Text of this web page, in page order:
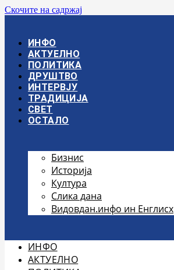
Скочите на садржај
ИНФО
АКТУЕЛНО
ПОЛИТИКА
ДРУШТВО
ИНТЕРВЈУ
ТРАДИЦИЈА
СВЕТ
ОСТАЛО
Бизнис
Историја
Култура
Слика дана
Видовдан.инфо ин Енглисх
ИНФО
АКТУЕЛНО